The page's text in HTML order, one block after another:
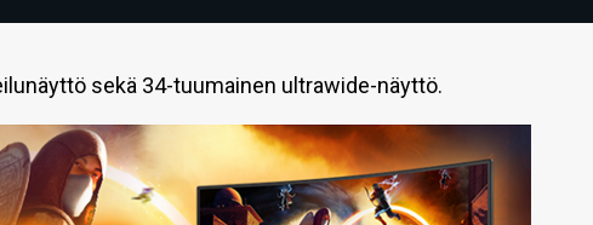
sekä 34-tuumainen ultrawide-näyttö.